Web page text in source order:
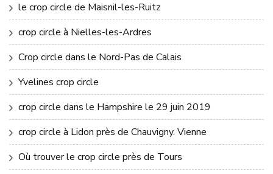
le crop circle de Maisnil-les-Ruitz
crop circle à Nielles-les-Ardres
Crop circle dans le Nord-Pas de Calais
Yvelines crop circle
crop circle dans le Hampshire le 29 juin 2019
crop circle à Lidon près de Chauvigny. Vienne
Où trouver le crop circle près de Tours